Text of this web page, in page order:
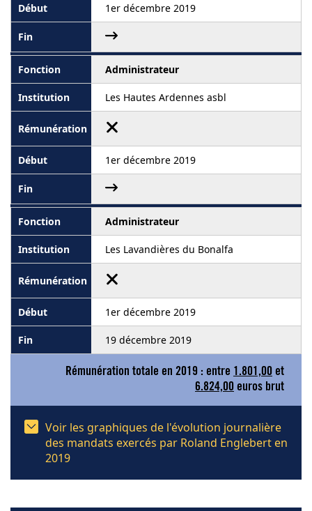
1er décembre 2019
Administrateur
Les Hautes Ardennes asbl
1er décembre 2019
Administrateur
Les Lavandières du Bonalfa
1er décembre 2019
19 décembre 2019
Rémunération totale en 2019 : entre 1.801,00 et
6.824,00 euros brut
Voir les graphiques de l'évolution journalière
des mandats exercés par Roland Englebert en
2019